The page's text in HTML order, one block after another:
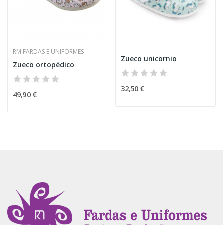
RM FARDAS E UNIFORMES
Zueco ortopédico
49,90 €
Zueco unicornio
32,50 €